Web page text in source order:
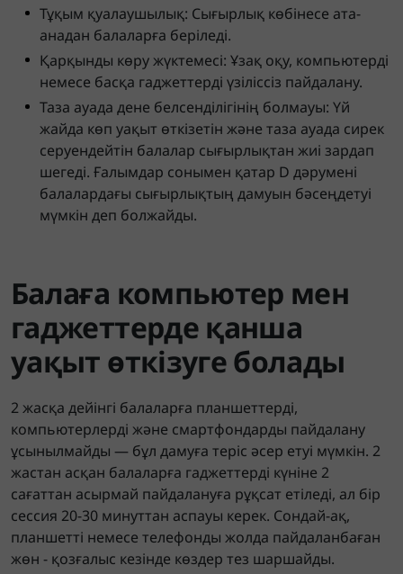
Тұқым қуалаушылық: Сығырлық көбінесе ата-
анадан балаларға беріледі.
Қарқынды көру жүктемесі: Ұзақ оқу, компьютерді
немесе басқа гаджеттерді үзіліссіз пайдалану.
Таза ауада дене белсенділігінің болмауы: Үй
жайда көп уақыт өткізетін және таза ауада сирек
серуендейтін балалар сығырлықтан жиі зардап
шегеді. Ғалымдар сонымен қатар D дәрумені
балалардағы сығырлықтың дамуын бәсеңдетуі
мүмкін деп болжайды.
Балаға компьютер мен
гаджеттерде қанша
уақыт өткізуге болады
2 жасқа дейінгі балаларға планшеттерді,
компьютерлерді және смартфондарды пайдалану
ұсынылмайды — бұл дамуға теріс әсер етуі мүмкін. 2
жастан асқан балаларға гаджеттерді күніне 2
сағаттан асырмай пайдалануға рұқсат етіледі, ал бір
сессия 20-30 минуттан аспауы керек. Сондай-ақ,
планшетті немесе телефонды жолда пайдаланбаған
жөн - қозғалыс кезінде көздер тез шаршайды.